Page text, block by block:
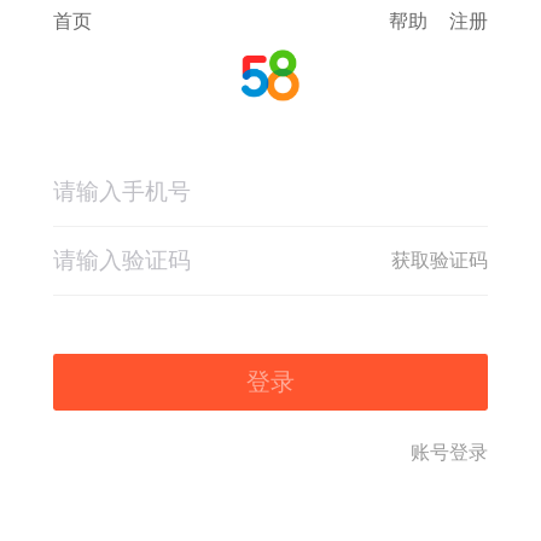
首页 帮助 注册
获取验证码
登录
账号登录